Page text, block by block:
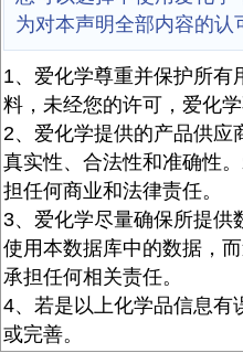
为对本声明全部内容的认
1、爱化学尊重并保护所有
料，未经您的许可，爱化
2、爱化学提供的产品供应
真实性、合法性和准确性
担任何商业和法律责任。
3、爱化学尽量确保所提供
使用本数据库中的数据，
承担任何相关责任。
4、若是以上化学品信息有
或完善。